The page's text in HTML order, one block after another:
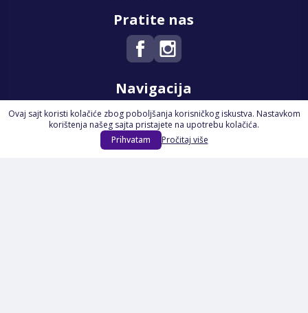
Pratite nas
Navigacija
Početna
Na Akciji
Izdvajamo
Ovaj sajt koristi kolačiće zbog poboljšanja korisničkog iskustva. Nastavkom
korištenja našeg sajta pristajete na upotrebu kolačića.
Prihvatam
Pročitaj više